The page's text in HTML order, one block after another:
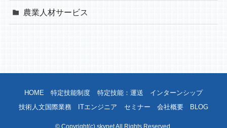
農業人材サービス
HOME 特定技能制度 特定技能：運送
インターンシップ
技術人文国際業務
ITエンジニア セミナー 会社概要 BLOG